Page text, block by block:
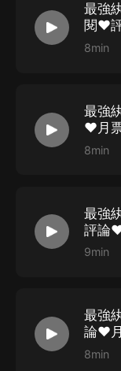
最強
閱❤
8min
最強
❤月
8min
最強
評論
9min
最強
論❤
8min